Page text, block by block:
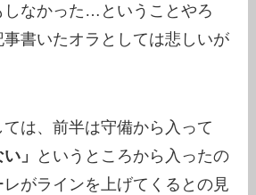
しなかった…ということやろ
事書いたオラとしては悲しいが
は、前半は守備から入って
」
というところから入ったの
がラインを上げてくるとの見